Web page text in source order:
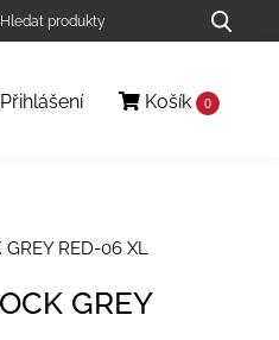
Přihlášení Košík 0
RED-06 XL
GREY